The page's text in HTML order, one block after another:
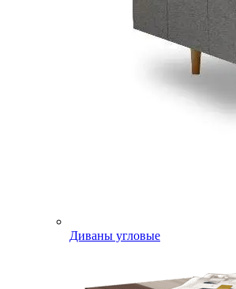
Диваны угловые